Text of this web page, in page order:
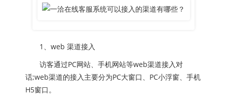
1、web 渠道接入
访客通过PC网站、手机网站等web渠道接入对
话;web渠道的接入主要分为PC大窗口、PC小浮窗、手机
H5窗口。